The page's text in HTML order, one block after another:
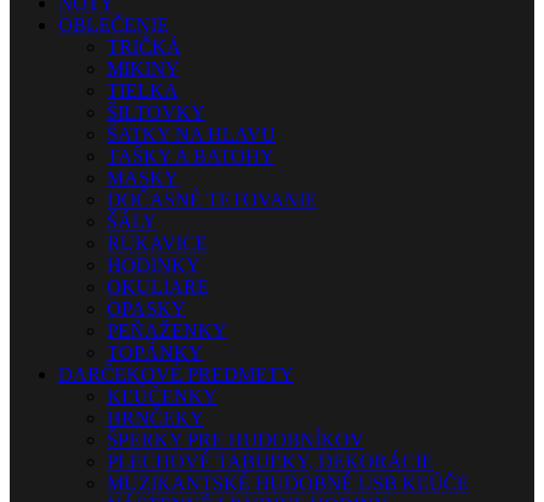
OBLEČENIE
TRIČKÁ
MIKINY
TIELKA
ŠILTOVKY
ŠATKY NA HLAVU
TAŠKY A BATOHY
MASKY
DOČASNÉ TETOVANIE
ŠÁLY
RUKAVICE
HODINKY
OKULIARE
OPASKY
PEŇAŽENKY
TOPÁNKY
DARČEKOVÉ PREDMETY
KĽÚČENKY
HRNČEKY
ŠPERKY PRE HUDOBNÍKOV
PLECHOVÉ TABUĽKY, DEKORÁCIE
MUZIKANTSKÉ HUDOBNÉ USB KĽÚČE